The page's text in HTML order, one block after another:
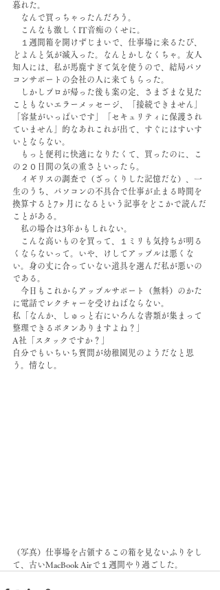
暮れた。
なんで買っちゃったんだろう。
こんなも激しくIT音痴のくせに。
１週間箱を開けずじまいで、仕事場に来るたび、
どよんと気が滅入った。なんとかしなくちゃ。友人
知人には、私が馬鹿すぎて気を使うので、結局パソ
コンサポートの会社の人に来てもらった。
しかしプロが帰った後も案の定、さまざまな見た
こともないエラーメッセージ、「接続できません」
「容量がいっぱいです」「セキュリティに保護され
ていません」的なあれこれが出て、すぐにはすいす
いとならない。
もっと便利に快適になりたくて、買ったのに、こ
の２０日間の気の重さといったら。
イギリスの調査で（ざっくりした記憶だな）、一
生のうち、パソコンの不具合で仕事が止まる時間を
換算すると7ヶ月になるという記事をどこかで読んだ
ことがある。
私の場合は3年かもしれない。
こんな高いものを買って、１ミリも気持ちが明る
くならないって。いや、けしてアップルは悪くな
い。身の丈に合っていない道具を選んだ私が悪いの
である。
今日もこれからアップルサポート（無料）のかた
に電話でレクチャーを受けねばならない。
私「なんか、しゅっと右にいろんな書類が集まって
整理できるボタンありますよね？」
A社「スタックですか？」
自分でもいちいち質問が幼稚園児のようだなと思
う。情なし。
（写真）仕事場を占領するこの箱を見ないふりをし
て、古いMacBook Airで１週間やり過ごした。